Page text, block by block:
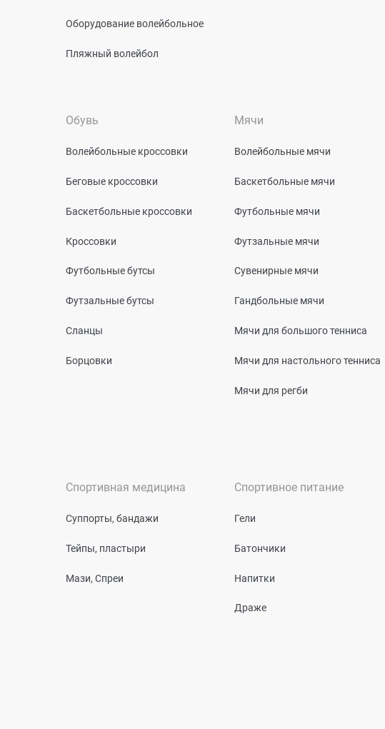
Оборудование волейбольное
Пляжный волейбол
Обувь
Волейбольные кроссовки
Беговые кроссовки
Баскетбольные кроссовки
Кроссовки
Футбольные бутсы
Футзальные бутсы
Сланцы
Борцовки
Мячи
Волейбольные мячи
Баскетбольные мячи
Футбольные мячи
Футзальные мячи
Сувенирные мячи
Гандбольные мячи
Мячи для большого тенниса
Мячи для настольного тенниса
Мячи для регби
Спортивная медицина
Суппорты, бандажи
Тейпы, пластыри
Мази, Спреи
Спортивное питание
Гели
Батончики
Напитки
Драже